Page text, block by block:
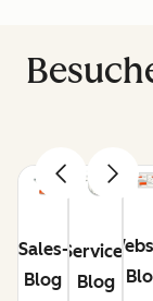
Sales-
Blog
Service-
Blog